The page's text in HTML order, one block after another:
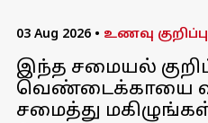
03 Aug 2026 • உணவு
இந்த சமையல்
வெண்டைக்காயை
சமைத்து